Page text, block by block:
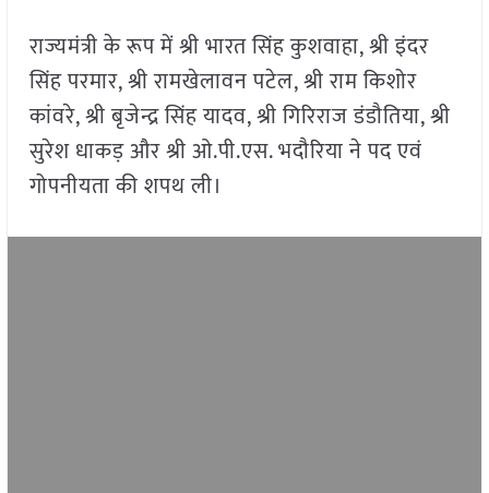
राज्यमंत्री के रूप में श्री भारत सिंह कुशवाहा, श्री इंदर
सिंह परमार, श्री रामखेलावन पटेल, श्री राम किशोर
कांवरे, श्री बृजेन्द्र सिंह यादव, श्री गिरिराज डंडौतिया, श्री
सुरेश धाकड़ और श्री ओ.पी.एस. भदौरिया ने पद एवं
गोपनीयता की शपथ ली।